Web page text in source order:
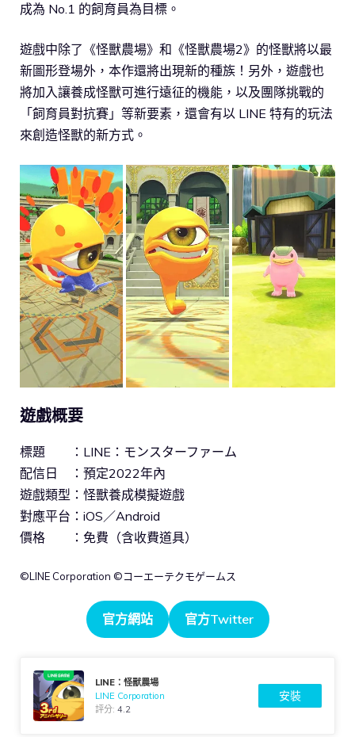
成為 No.1 的飼育員為目標。
遊戲中除了《怪獸農場》和《怪獸農場2》的怪獸將以最
新圖形登場外，本作還將出現新的種族！另外，遊戲也
將加入讓養成怪獸可進行遠征的機能，以及團隊挑戰的
「飼育員對抗賽」等新要素，還會有以 LINE 特有的玩法
來創造怪獸的新方式。
遊戲概要
標題 ：LINE：モンスターファーム
配信日 ：預定2022年內
遊戲類型：怪獸養成模擬遊戲
對應平台：iOS／Android
價格 ：免費（含收費道具）
©︎LINE Corporation ©︎コーエーテクモゲームス
官方網站 官方Twitter
LINE：怪獸農場
LINE Corporation
評分:4.2
安裝